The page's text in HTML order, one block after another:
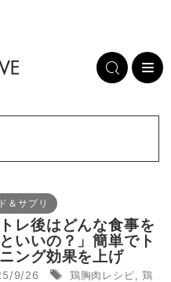
＆サプリ
トレ後はどんな食事を
いいの？」簡単でト
ング効果を上げ
胸肉レシピ”
9/26 鶏胸肉レシピ ,鶏